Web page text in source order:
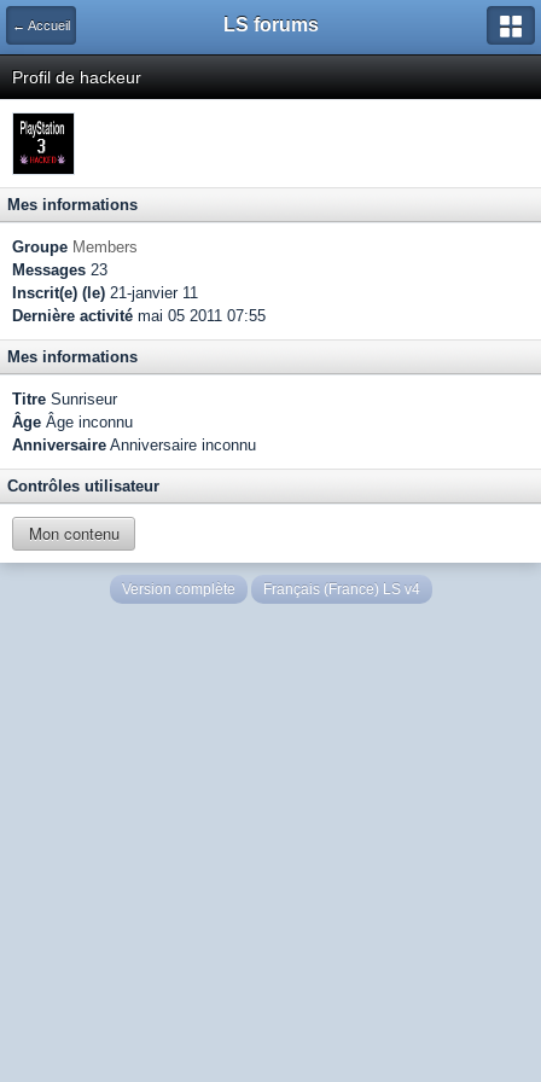
← Accueil LS forums
Profil de hackeur
Mes informations
Groupe Members
Messages 23
Inscrit(e) (le) 21-janvier 11
Dernière activité mai 05 2011 07:55
Mes informations
Titre Sunriseur
Âge Âge inconnu
Anniversaire Anniversaire inconnu
Contrôles utilisateur
Mon contenu
Version complète Français (France) LS v4